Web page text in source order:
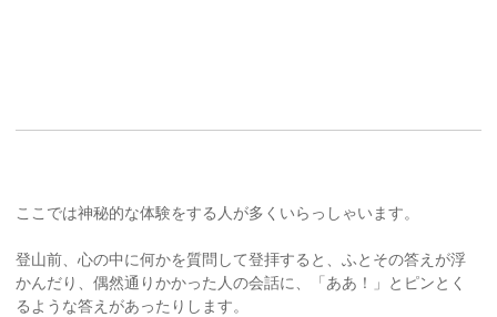
ここでは神秘的な体験をする人が多くいらっしゃいます。
登山前、心の中に何かを質問して登拝すると、ふとその答えが浮
かんだり、偶然通りかかった人の会話に、「ああ！」とピンとく
るような答えがあったりします。